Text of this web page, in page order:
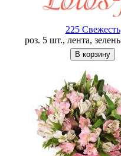
225 Свежесть
роз. 5 шт., лента, зелень